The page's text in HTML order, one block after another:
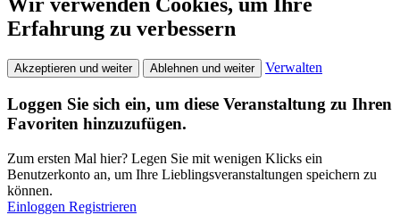
Wir verwenden Cookies, um Ihre
Erfahrung zu verbessern
Akzeptieren und weiter Ablehnen und weiter Verwalten
Loggen Sie sich ein, um diese Veranstaltung zu Ihren
Favoriten hinzuzufügen.
Zum ersten Mal hier? Legen Sie mit wenigen Klicks ein
Benutzerkonto an, um Ihre Lieblingsveranstaltungen speichern zu
können.
Einloggen Registrieren